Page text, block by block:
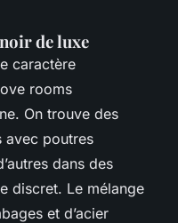
de luxe
caractère
rooms
On trouve des
avec poutres
dans des
discret. Le mélange
et d’acier